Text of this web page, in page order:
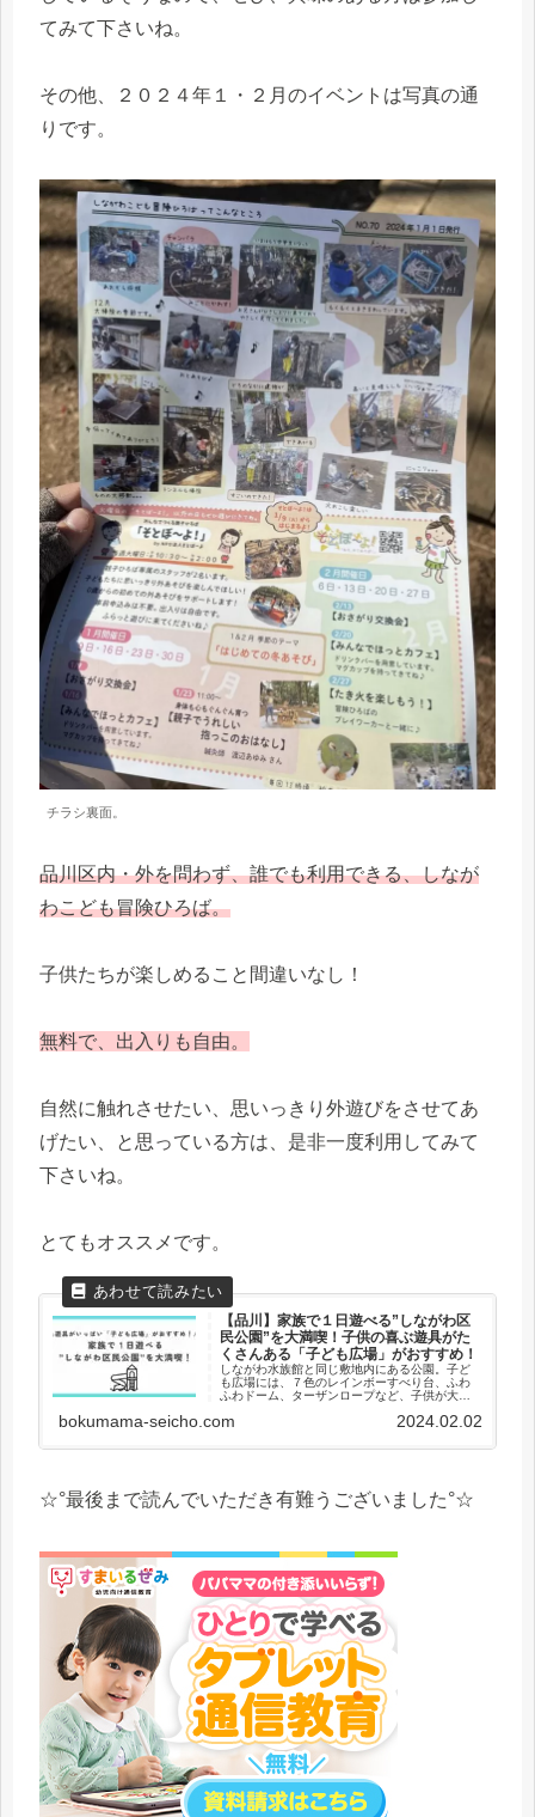
てみて下さいね。
その他、２０２４年１・２月のイベントは写真の通
りです。
チラシ裏面。
品川区内・外を問わず、誰でも利用できる、しなが
わこども冒険ひろば。
子供たちが楽しめること間違いなし！
無料で、出入りも自由。
自然に触れさせたい、思いっきり外遊びをさせてあ
げたい、と思っている方は、是非一度利用してみて
下さいね。
とてもオススメです。
【品川】家族で１日遊べる”しながわ区
民公園”を大満喫！子供の喜ぶ遊具がた
くさんある「子ども広場」がおすすめ！
しながわ水族館と同じ敷地内にある公園。子ど
も広場には、７色のレインボーすべり台、ふわ
ふわドーム、ターザンロープなど、子供が大好
ず、子供達が大満足できる遊具や施設が揃って
は、三兄弟ママの育児ブログです。子連れおで
bokumama-seicho.com 2024.02.02
☆°最後まで読んでいただき有難うございました°☆